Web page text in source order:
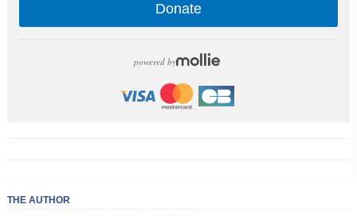
Donate
powered by
THE AUTHOR